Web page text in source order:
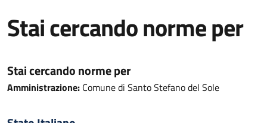
Stai cercando norme per
Stai cercando norme per
Amministrazione: Comune di Santo Stefano del Sole